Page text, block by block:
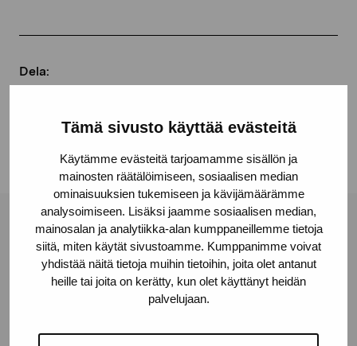
Tämä sivusto käyttää evästeitä
Käytämme evästeitä tarjoamamme sisällön ja
mainosten räätälöimiseen, sosiaalisen median
ominaisuuksien tukemiseen ja kävijämäärämme
analysoimiseen. Lisäksi jaamme sosiaalisen median,
mainosalan ja analytiikka-alan kumppaneillemme tietoja
siitä, miten käytät sivustoamme. Kumppanimme voivat
yhdistää näitä tietoja muihin tietoihin, joita olet antanut
heille tai joita on kerätty, kun olet käyttänyt heidän
palvelujaan.
Dela:
Linkedin
Stiftelsen Pro Artibus
Gustav Wasas gata 11